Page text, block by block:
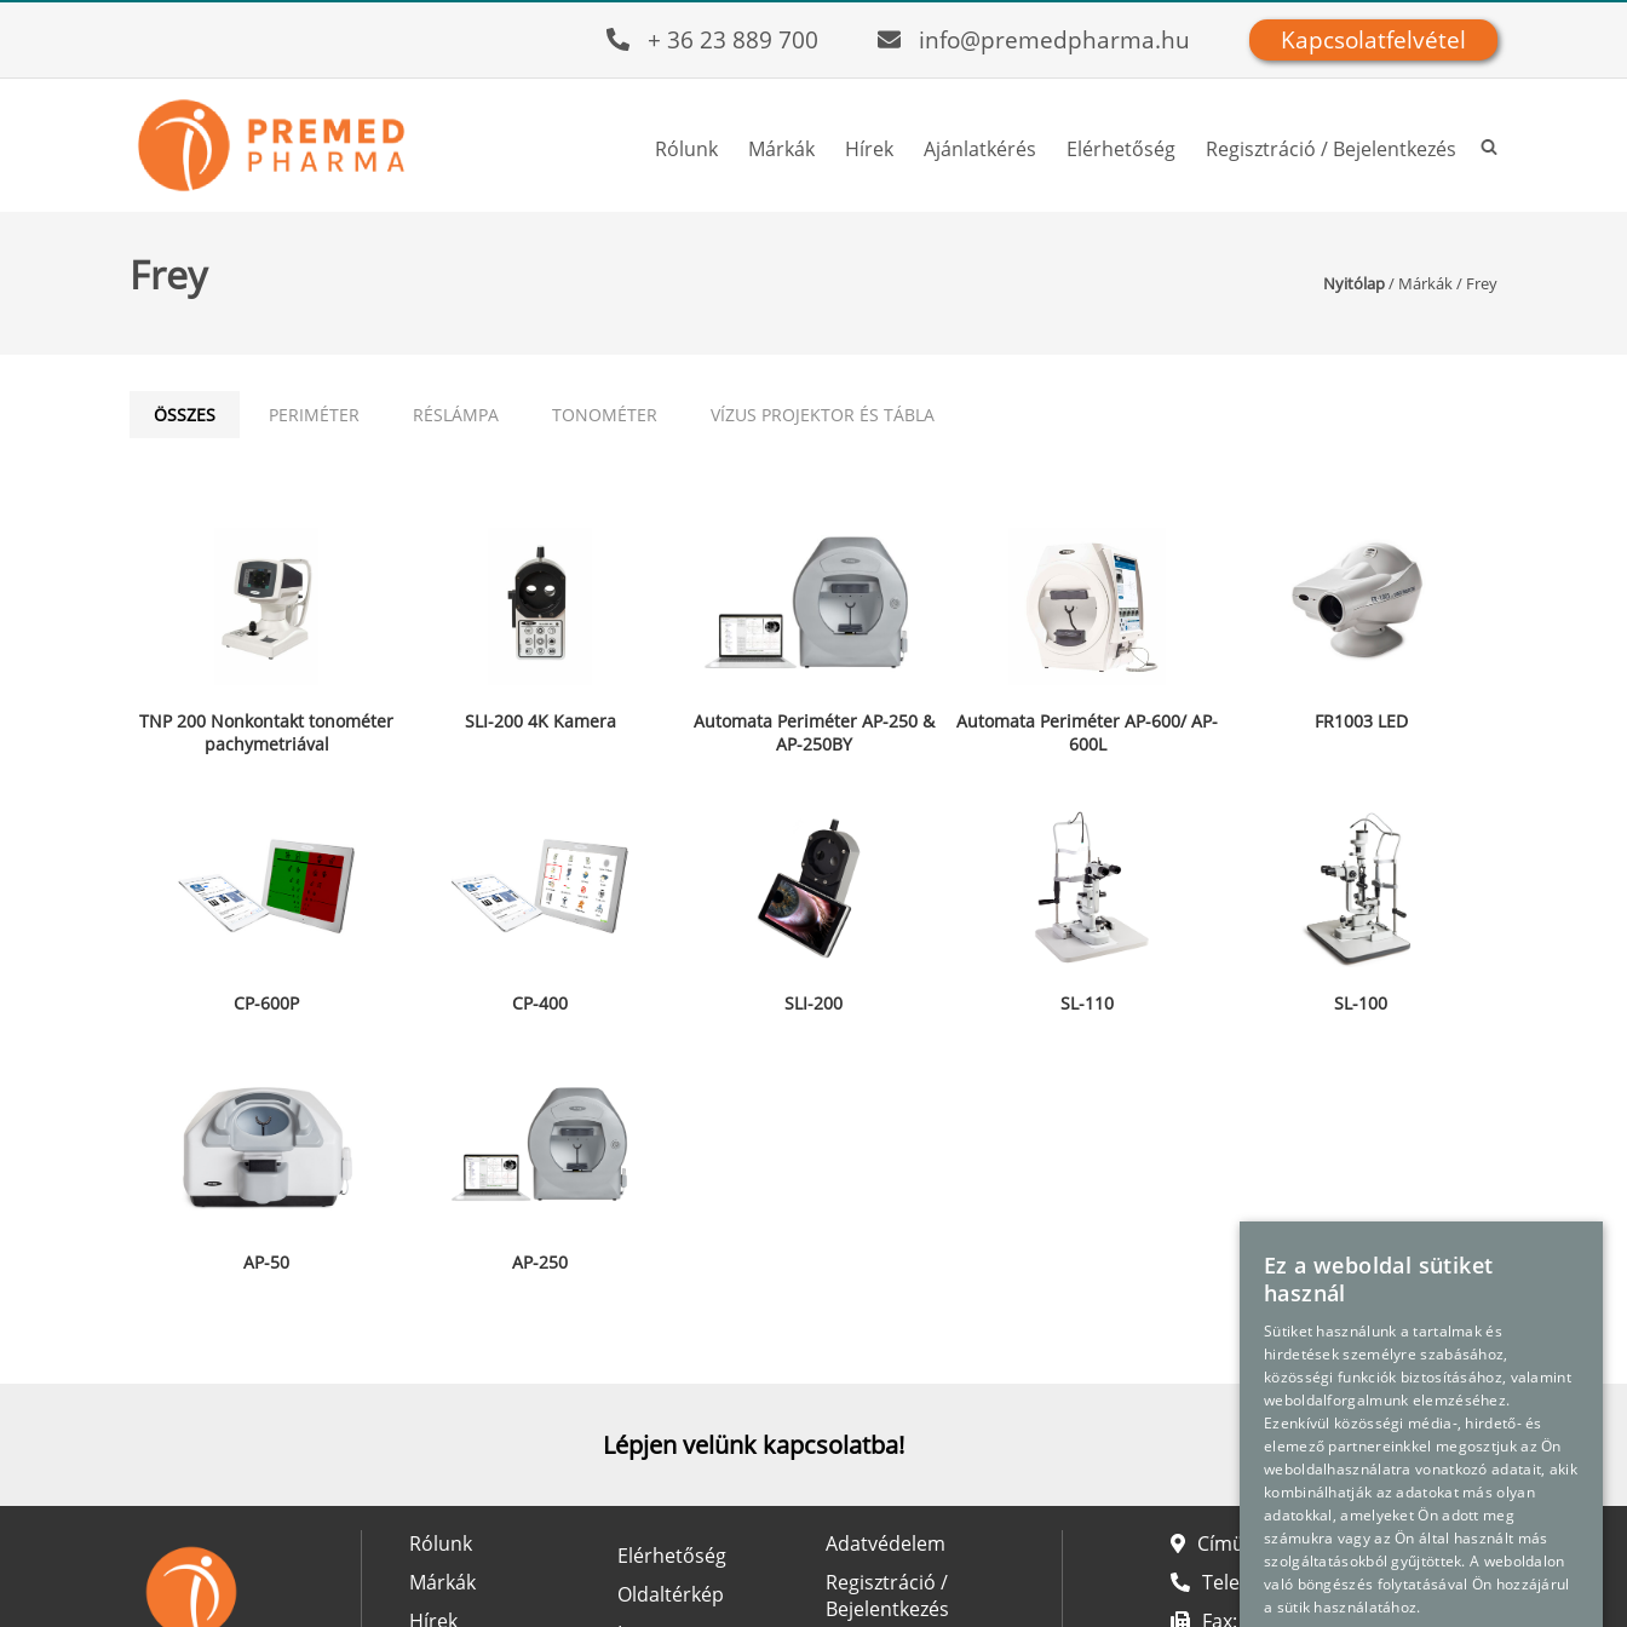
+ 36 23 889 700 info@premedpharma.hu Kapcsolatfelvétel
Rólunk Márkák Hírek Ajánlatkérés Elérhetőség Regisztráció / Bejelentkezés
Frey Nyitólap/ Márkák/ Frey
ÖSSZES PERIMÉTER RÉSLÁMPA TONOMÉTER VÍZUS PROJEKTOR ÉS TÁBLA
TNP 200 Nonkontakt tonométer
pachymetriával
SLI-200 4K Kamera
Automata Periméter AP-250 &
AP-250BY
Automata Periméter AP-600/ AP-
600L
FR1003 LED
CP-600P CP-400 SLI-200 SL-110 SL-100
AP-50 AP-250
Lépjen velünk kapcsolatba! Kapcsolatfelvétel
Rólunk
Márkák
Hírek
Elérhetőség
Oldaltérkép
Adatvédelem
Regisztráció /
Bejelentkezés
Címünk: 2040 Budaörs, Gyár u. 2.
Telefon:+36 23 889 700
Fax:
+36 23 889 710
Ez a weboldal sütiket
használ
Sütiket használunk a tartalmak és
hirdetések személyre szabásához,
közösségi funkciók biztosításához, valamint
weboldalforgalmunk elemzéséhez.
Ezenkívül közösségi média-, hirdető- és
elemező partnereinkkel megosztjuk az Ön
weboldalhasználatra vonatkozó adatait, akik
kombinálhatják az adatokat más olyan
adatokkal, amelyeket Ön adott meg
számukra vagy az Ön által használt más
szolgáltatásokból gyűjtöttek. A weboldalon
való böngészés folytatásával Ön hozzájárul
a sütik használatához.